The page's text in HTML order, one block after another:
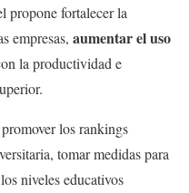
propone fortalecer la
empresas, aumentar el uso
la productividad e
los rankings
tomar medidas para
niveles educativos